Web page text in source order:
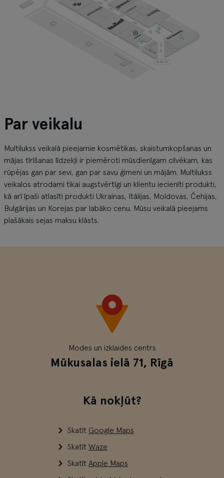
Par veikalu
Multilukss veikalā pieejamie kosmētikas, skaistumkopšanas un
mājas tīrīšanas līdzekļi ir piemēroti mūsdienīgam cilvēkam, kas
rūpējas gan par sevi, gan par savu ģimeni un mājām. Multilukss
veikalos atrodami tikai augstvērtīgi un klientu iecienīti produkti,
kā arī īpaši atlasīti produkti Ukrainas, Itālijas, Moldovas, Čehijas,
Bulgārijas un Korejas par labāko cenu. Mūsu veikalā pieejams
plašākais sejas maksu klāsts.
Modes un izklaides centrs
Mūkusalas ielā 71, Rīgā
Kā nokļūt?
Skatīt Google Maps
Skatīt Waze
Skatīt Apple Maps